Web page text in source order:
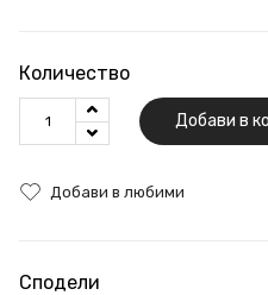
Количество
Добави в
Добави в любими
Сподели